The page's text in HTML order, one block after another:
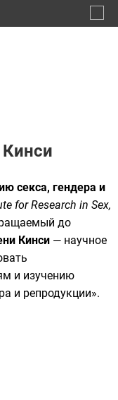
секса, гендера и
for Research in Sex,
до
Кинси — научное
и изучению
и репродукции».